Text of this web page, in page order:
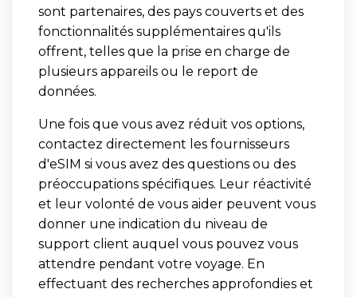
sont partenaires, des pays couverts et des
fonctionnalités supplémentaires qu'ils
offrent, telles que la prise en charge de
plusieurs appareils ou le report de
données.
Une fois que vous avez réduit vos options,
contactez directement les fournisseurs
d'eSIM si vous avez des questions ou des
préoccupations spécifiques. Leur réactivité
et leur volonté de vous aider peuvent vous
donner une indication du niveau de
support client auquel vous pouvez vous
attendre pendant votre voyage. En
effectuant des recherches approfondies et